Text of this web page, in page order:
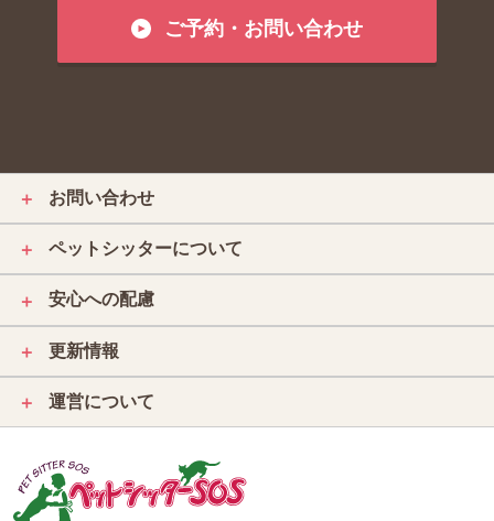
ご予約・お問い合わせ
＋ お問い合わせ
＋ ペットシッターについて
＋ 安心への配慮
＋ 更新情報
＋ 運営について